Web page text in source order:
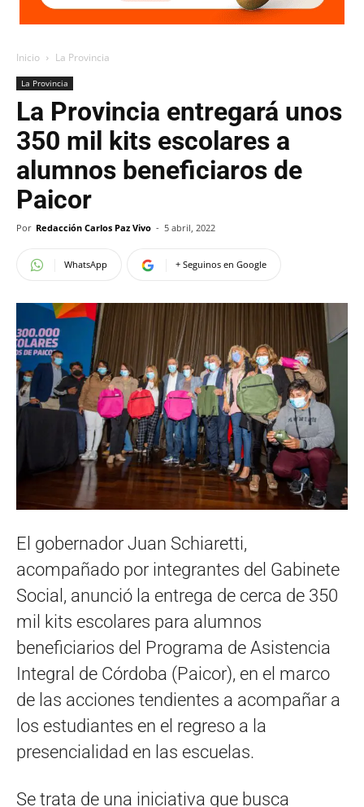
Inicio La Provincia
La Provincia
La Provincia entregará unos
350 mil kits escolares a
alumnos beneficiaros de
Paicor
Por Redacción Carlos Paz Vivo - 5 abril, 2022
WhatsApp + Seguinos en Google
El gobernador Juan Schiaretti,
acompañado por integrantes del Gabinete
Social, anunció la entrega de cerca de 350
mil kits escolares para alumnos
beneficiarios del Programa de Asistencia
Integral de Córdoba (Paicor), en el marco
de las acciones tendientes a acompañar a
los estudiantes en el regreso a la
presencialidad en las escuelas.
Se trata de una iniciativa que busca